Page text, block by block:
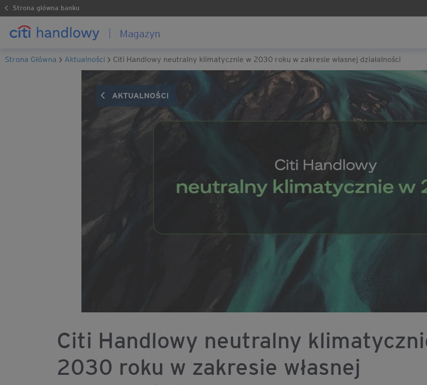
Strona główna banku
Magazyn
Strona Główna Aktualności Citi Handlowy neutralny klimatycznie w 2030 roku w zakresie własnej działalności
AKTUALNOŚCI
Citi Handlowy neutralny
2030 roku w zakresie własnej